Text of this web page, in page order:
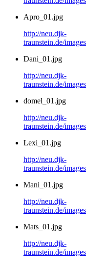
Apro_01.jpg
http://neu.djk-
traunstein.de/
Dani_01.jpg
http://neu.djk-
traunstein.de/
domel_01.jpg
http://neu.djk-
traunstein.de/
Lexi_01.jpg
http://neu.djk-
traunstein.de/
Mani_01.jpg
http://neu.djk-
traunstein.de/
Mats_01.jpg
http://neu.djk-
traunstein.de/